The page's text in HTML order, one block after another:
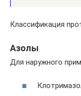
Классификация
Азолы
Для наружного